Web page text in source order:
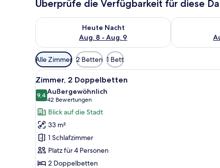
Überprüfe die Verfügbarkeit für diese
Heute Nacht
Aug. 8 - Aug. 9
Überprüfe die Verfügbarkeit für heute Nacht, Aug. 8
Überprüfe
Verfügbare
Filter
für
Zimmer
Alle Zimmer 2 Betten 1 Bett
Alle
Fotos
für
Zimmer,
2 Doppelbetten
anzeigen
Ein Hotelzimmer mit zwei
6
Zimmer, 2 Doppelbetten
9,49,4 von 10
Außergewöhnlich
42 Bewertungen
(42
Bewertungen)
Blick auf die Stadt
33 m²
1 Schlafzimmer
Platz für 4 Personen
2 Doppelbetten